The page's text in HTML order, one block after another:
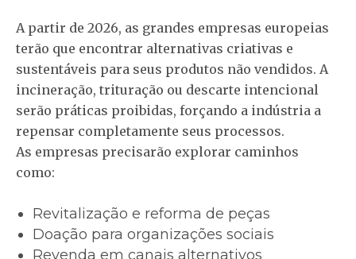
A partir de 2026, as grandes empresas europeias
terão que encontrar alternativas criativas e
sustentáveis para seus produtos não vendidos. A
incineração, trituração ou descarte intencional
serão práticas proibidas, forçando a indústria a
repensar completamente seus processos.
As empresas precisarão explorar caminhos
como:
Revitalização e reforma de peças
Doação para organizações sociais
Revenda em canais alternativos